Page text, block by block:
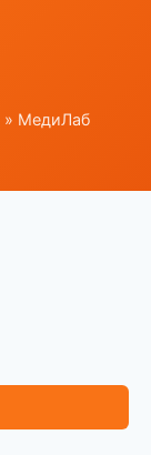
» МедиЛаб